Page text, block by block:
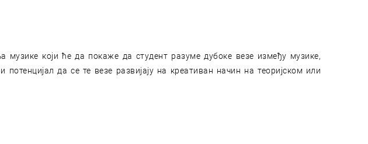
који ће да покаже да студент разуме дубоке везе између музике,
да се те везе развијају на креативан начин на теоријском или